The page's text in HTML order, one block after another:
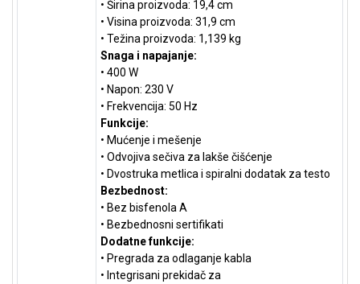
• Širina proizvoda: 19,4 cm
• Visina proizvoda: 31,9 cm
• Težina proizvoda: 1,139 kg
Snaga i napajanje:
• 400 W
• Napon: 230 V
• Frekvencija: 50 Hz
Funkcije:
• Mućenje i mešenje
• Odvojiva sečiva za lakše čišćenje
• Dvostruka metlica i spiralni dodatak za testo
Bezbednost:
• Bez bisfenola A
• Bezbednosni sertifikati
Dodatne funkcije:
• Pregrada za odlaganje kabla
• Integrisani prekidač za